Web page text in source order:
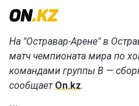
На "Остравар-Арене" в
матч чемпионата мира по
командами группы B —
cообщает On.kz.